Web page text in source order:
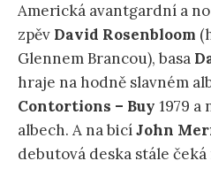
Americká avantgardní a
zpěv David Rosenbloom
Glennem Brancou), basa
hraje na hodně slavném
Contortions – Buy 1979 a
albech. A na bicíJohn
debutová deska stále